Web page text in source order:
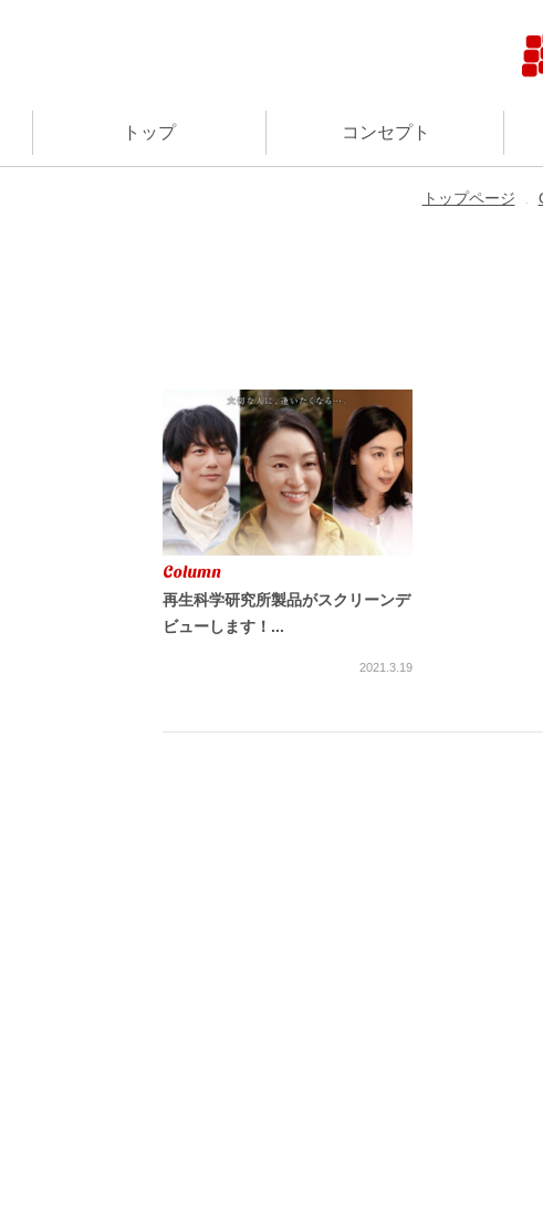
トップ コンセプト
トップページ
Column
再生科学研究所製品がスクリーンデ
ビューします！...
2021.3.19